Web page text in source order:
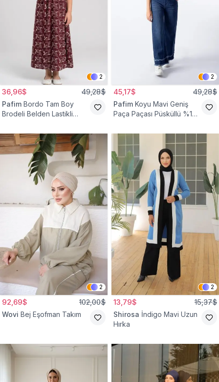
2
36,96$ 49,28$
Pafim Bordo Tam Boy
Brodeli Belden Lastikli
2
45,17$ 49,28$
Pafim Koyu Mavi Geniş
Paça Paçası Püsküllü %100
Pantolon
2
92,69$ 102,00$
Wovi Bej Eşofman Takım
2
13,79$ 15,37$
Shirosa İndigo Mavi Uzun
Hırka